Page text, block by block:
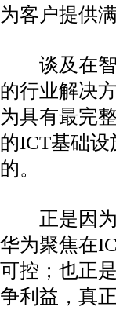
为客户提供
谈及在智
的行业解决
为具有最完
的ICT基础
的。
正是因为
华为聚焦在
可控；也正
争利益，真